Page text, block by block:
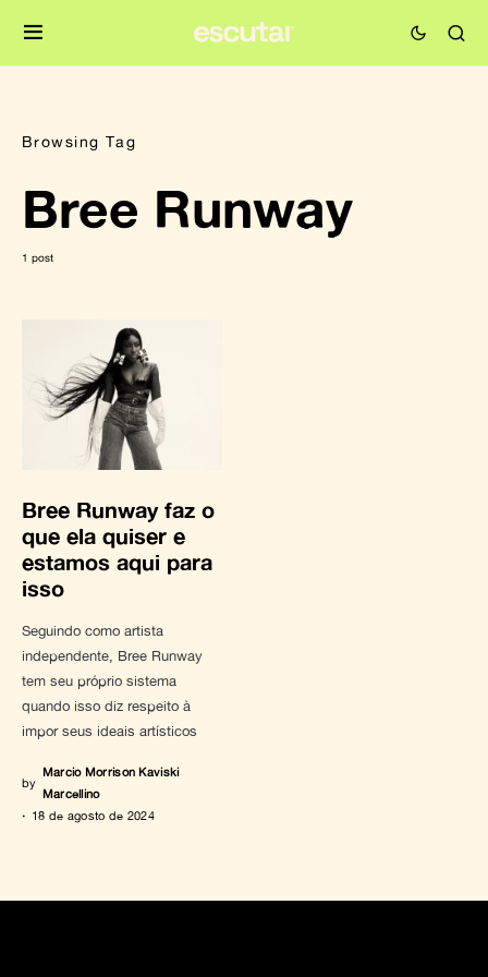
Browsing Tag
Bree Runway
1 post
Bree Runway faz o
que ela quiser e
estamos aqui para
isso
Seguindo como artista
independente, Bree Runway
tem seu próprio sistema
quando isso diz respeito à
impor seus ideais artísticos
by
Marcio Morrison Kaviski
Marcellino
18 de agosto de 2024